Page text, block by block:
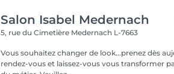
Salon Isabel Medernach
5, rue du Cimetière Medernach L-7663
Vous souhaitez changer de look...prenez dès
rendez-vous et laissez-vous vous transformer